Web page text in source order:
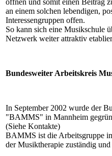
an einem solchen lebendigen,
Interessengruppen offen.
So kann sich eine Musikschule
Netzwerk weiter attraktiv
Bundesweiter Arbeitskreis
In September 2002 wurde der
"BAMMS" in Mannheim
(Siehe Kontakte)
BAMMS ist die Arbeitsgruppe
der Musiktherapie zuständig